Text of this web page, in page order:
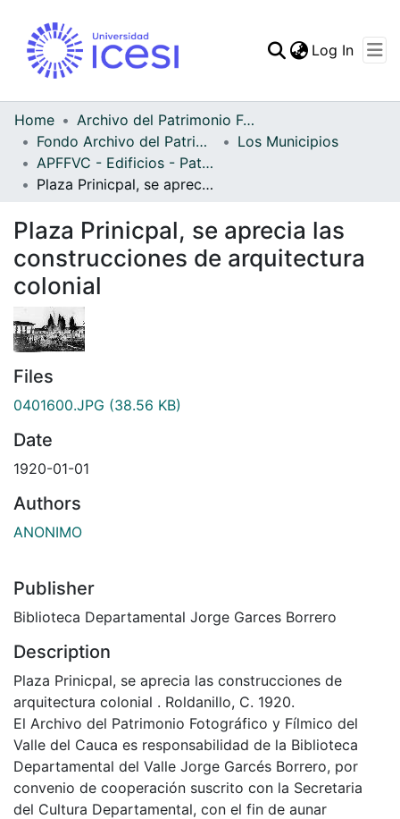
Statistics
Log In
Home
Archivo del Patrimonio Fotográfico y Fílmico del Valle del Cauca
Fondo Archivo del Patrimonio Fotográfico y Fílmico del Valle del Cauca
Los Municipios
APFFVC - Edificios - Patrimonial
Plaza Prinicpal, se aprecia las construcciones de arquitectura colonial
Plaza Prinicpal, se aprecia las
construcciones de arquitectura
colonial
Files
0401600.JPG (38.56 KB)
Date
1920-01-01
Authors
ANONIMO
Publisher
Biblioteca Departamental Jorge Garces Borrero
Description
Plaza Prinicpal, se aprecia las construcciones de
arquitectura colonial . Roldanillo, C. 1920.
El Archivo del Patrimonio Fotográfico y Fílmico del
Valle del Cauca es responsabilidad de la Biblioteca
Departamental del Valle Jorge Garcés Borrero, por
convenio de cooperación suscrito con la Secretaria
del Cultura Departamental, con el fin de aunar